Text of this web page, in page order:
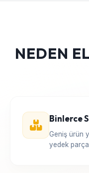
NEDEN
Binlerce
Geniş ürün
yedek